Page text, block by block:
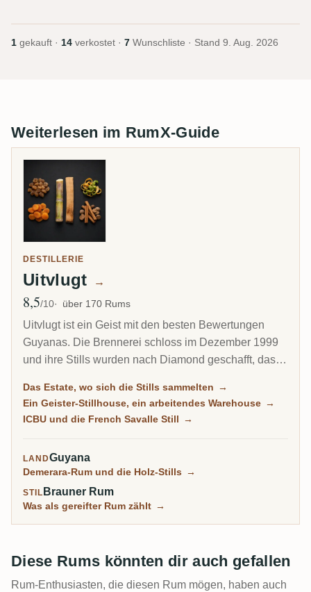
1 gekauft · 14 verkostet · 7 Wunschliste · Stand 9. Aug. 2026
Weiterlesen im RumX-Guide
DESTILLERIE
Uitvlugt →
Ø Bewertung
8,5/10 über 170 Rums
Uitvlugt ist ein Geist mit den besten Bewertungen
Guyanas. Die Brennerei schloss im Dezember 1999
und ihre Stills wurden nach Diamond geschafft, das
gereifter Uitvlugt-Rum zu den bestbewerteten auf
RumX, mit einem Cadenhead 1964, der 9,9/10
wartete, bevor sie weiterzog.
Das Estate, wo sich die Stills sammelten →
Ein Geister-Stillhouse, ein arbeitendes Warehouse →
ICBU und die French Savalle Still →
LANDGuyana
Demerara-Rum und die Holz-Stills →
STIL Brauner Rum
Was als gereifter Rum zählt →
Diese Rums könnten dir auch gefallen
Rum-Enthusiasten, die diesen Rum mögen, haben auch